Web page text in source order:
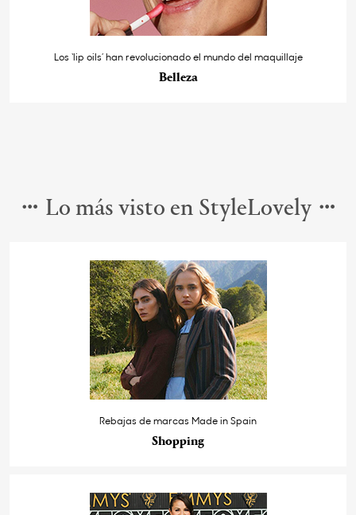
Los ‘lip oils’ han revolucionado el mundo del maquillaje
Belleza
Lo más visto en StyleLovely
Rebajas de marcas Made in Spain
Shopping